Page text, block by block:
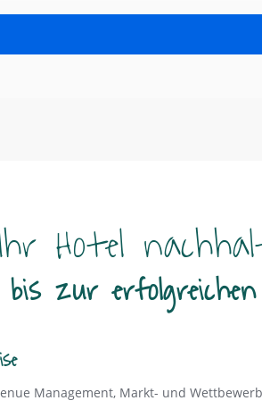
Hotel
zur
Management, Markt- und